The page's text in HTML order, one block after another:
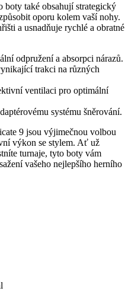
boty také obsahují strategický
oporu kolem vaší nohy.
a usnadňuje rychlé a obratné
odpružení a absorpci nárazů.
trakci na různých
ventilaci pro optimální
systému šněrování.
9 jsou výjimečnou volbou
výkon se stylem. Ať už
turnaje, tyto boty vám
vašeho nejlepšího herního